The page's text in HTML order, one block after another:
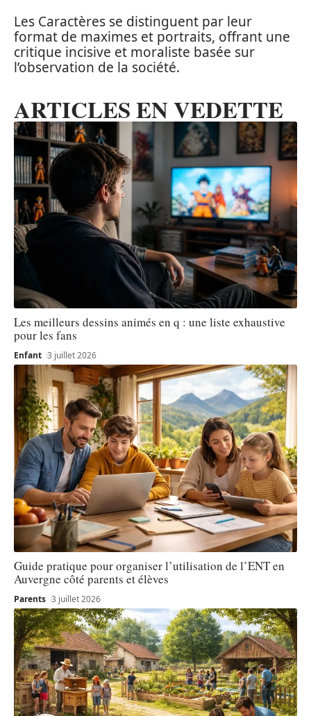
Les Caractères se distinguent par leur
format de maximes et portraits, offrant une
critique incisive et moraliste basée sur
l’observation de la société.
ARTICLES EN VEDETTE
Les meilleurs dessins animés en q : une liste exhaustive
pour les fans
Enfant 3 juillet 2026
Guide pratique pour organiser l’utilisation de l’ENT en
Auvergne côté parents et élèves
Parents 3 juillet 2026